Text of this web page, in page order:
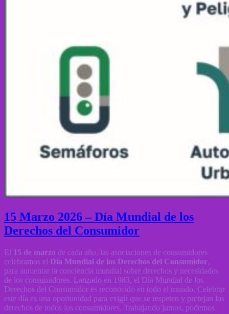
15 Marzo 2026 – Día Mundial de los
Derechos del Consumidor
El 15 de marzo de cada año, las asociaciones de consumidores
celebramos el Día Mundial de los Derechos del Consumidor,
para aumentar la conciencia mundial sobre derechos y necesidades
de los consumidores. Lanzado en 1983, el Día Mundial de los
Derechos del Consumidor es reconocido en todo el mundo. Celebrar
este día es una oportunidad para exigir que se respeten y protejan los
derechos de todos los consumidores. Trabajando juntos, podemos